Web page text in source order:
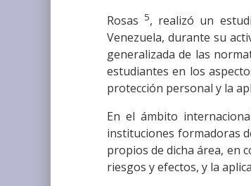
Rosas 5, realizó un
Venezuela, durante su
generalizada de las
estudiantes en los
protección personal y la
En el ámbito
instituciones formadoras
propios de dicha área, en
riesgos y efectos, y la